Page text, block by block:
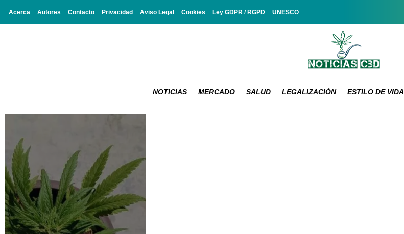
Acerca Autores Contacto Privacidad Aviso Legal Cookies Ley GDPR / RGPD UNESCO
NOTICIAS MERCADO SALUD LEGALIZACIÓN ESTILO DE VIDA